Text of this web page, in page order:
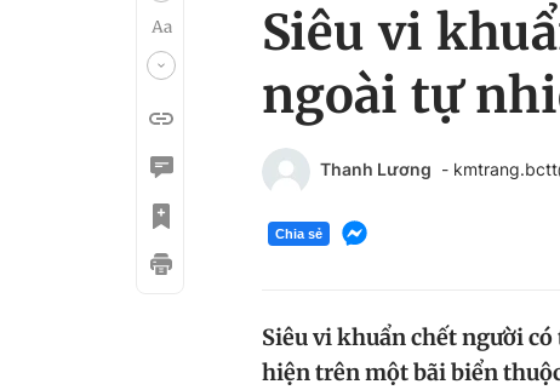
Siêu vi
ngoài tự
Thanh Lương -
Chia sẻ
Siêu vi khuẩn chết người
hiện trên một bãi biển